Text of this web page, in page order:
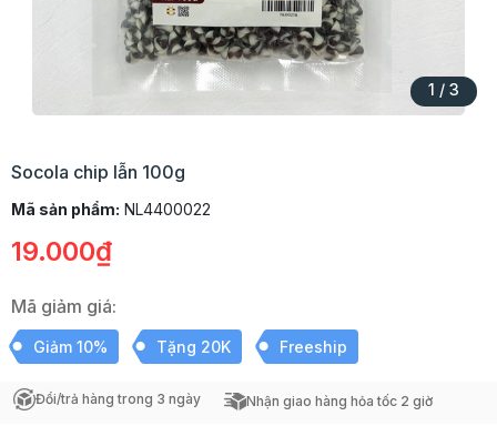
1 / 3
Socola chip lẫn 100g
Mã sản phẩm: NL4400022
19.000₫
Mã giảm giá:
Giảm 10% Tặng 20K Freeship
Đổi/trả hàng trong 3 ngày Nhận giao hàng hỏa tốc 2 giờ